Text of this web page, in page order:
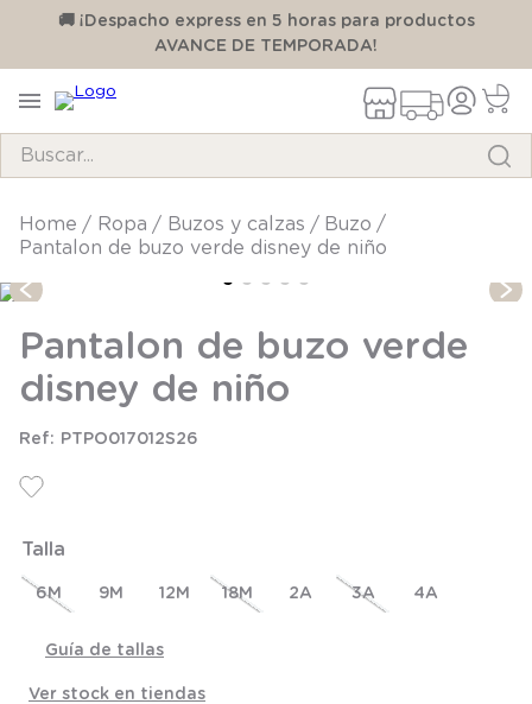
🚚 ¡Despacho express en 5 horas para productos
AVANCE DE TEMPORADA!
ropa buzos y calzas
buzo
Pantalon de buzo verde disney de niño
Pantalon de buzo verde
disney de niño
PTPO017012S26
Talla
6M 9M 12M 18M 2A 3A 4A
Guía de tallas
Ver stock en tiendas
TÉRMINOS MÁS BUSCADOS
3.
zapatillas
4.
body
5
manta
8.
9.
saco dormir